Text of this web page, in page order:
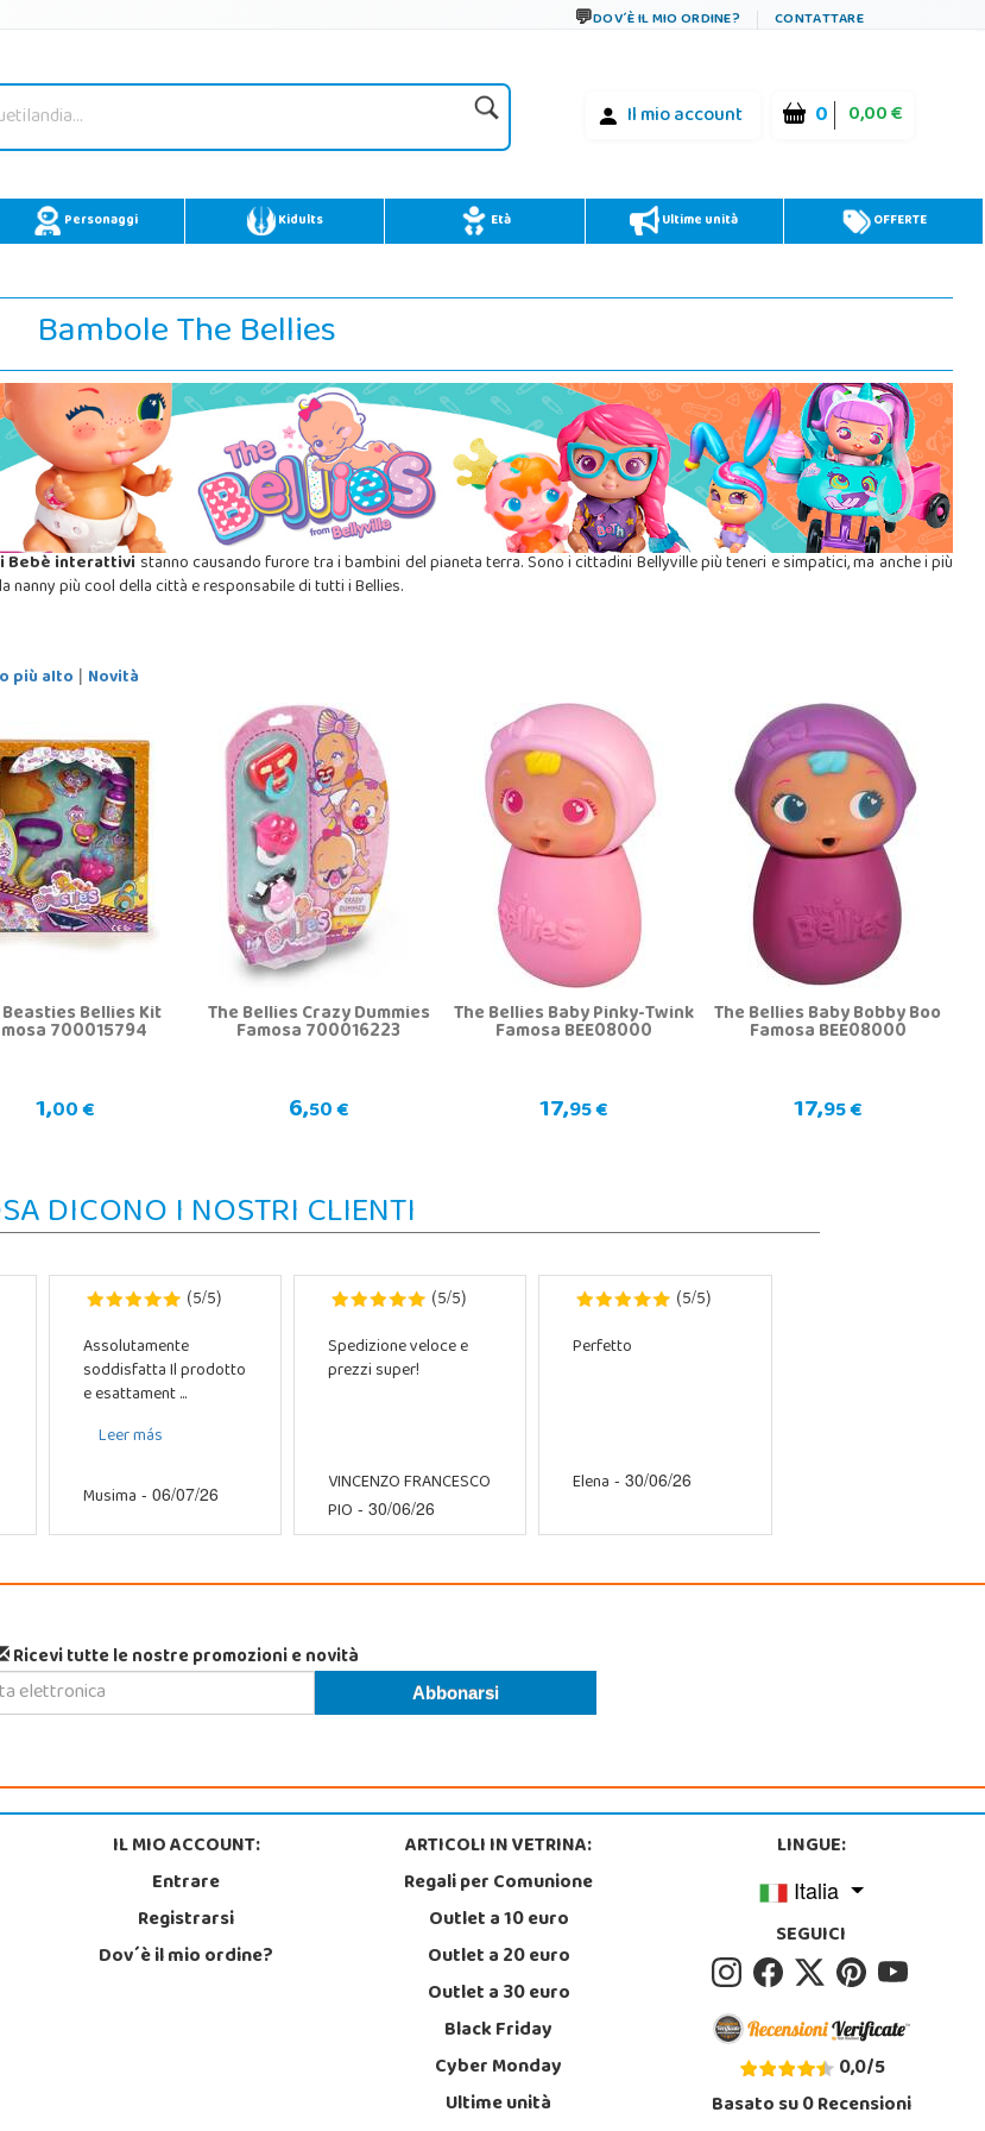
DOV´È IL MIO ORDINE? CONTATTARE
Il mio account 0 0,00 €
Personaggi Kidults Età Ultime unità OFFERTE
Bambole The Bellies
Bebè interattivistanno causando furore tra i bambini del pianeta terra. Sono i cittadini Bellyville più teneri e simpatici, ma anche i più
nanny più cool della città e responsabile di tutti i Bellies.
più alto | Novità
Bellies Kit
700015794
1,00 €
The Bellies Crazy Dummies
Famosa 700016223
6,50 €
The Bellies Baby Pinky-Twink
Famosa BEE08000
17,95 €
The Bellies Baby Bobby Boo
Famosa BEE08000
17,95 €
DICONO I NOSTRI CLIENTI
(5/5)
Assolutamente
soddisfatta Il prodotto
e esattament ...
Leer más
Musima - 06/07/26
(5/5)
Spedizione veloce e
prezzi super!
VINCENZO FRANCESCO
PIO - 30/06/26
(5/5)
Perfetto
Elena - 30/06/26
Ricevi tutte le nostre promozioni e novità
IL MIO ACCOUNT:
Entrare
Registrarsi
Dov´è il mio ordine?
ARTICOLI IN VETRINA:
Regali per Comunione
Outlet a 10 euro
Outlet a 20 euro
Outlet a 30 euro
Black Friday
Cyber Monday
Ultime unità
LINGUE:
Italia
SEGUICI
0,0/5
Basato su0Recensioni